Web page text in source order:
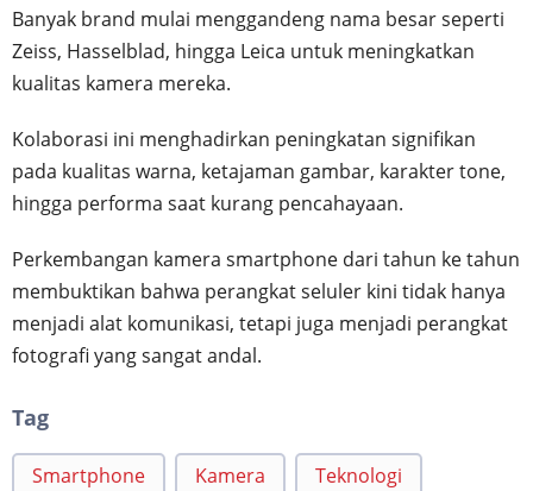
Banyak brand mulai menggandeng nama besar seperti
Zeiss, Hasselblad, hingga Leica untuk meningkatkan
kualitas kamera mereka.
Kolaborasi ini menghadirkan peningkatan signifikan
pada kualitas warna, ketajaman gambar, karakter tone,
hingga performa saat kurang pencahayaan.
Perkembangan kamera smartphone dari tahun ke tahun
membuktikan bahwa perangkat seluler kini tidak hanya
menjadi alat komunikasi, tetapi juga menjadi perangkat
fotografi yang sangat andal.
Tag
Smartphone Kamera Teknologi